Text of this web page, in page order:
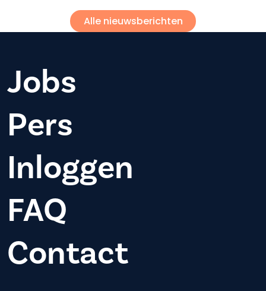
Alle nieuwsberichten
Jobs
Pers
Inloggen
FAQ
Contact